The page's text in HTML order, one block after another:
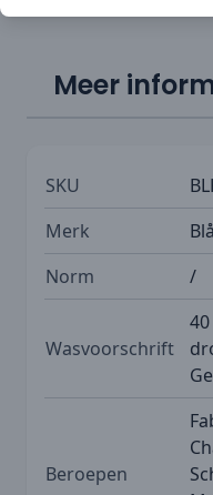
Meer
SKU
Merk
Norm
/
Wasvoorschrift
Beroepen